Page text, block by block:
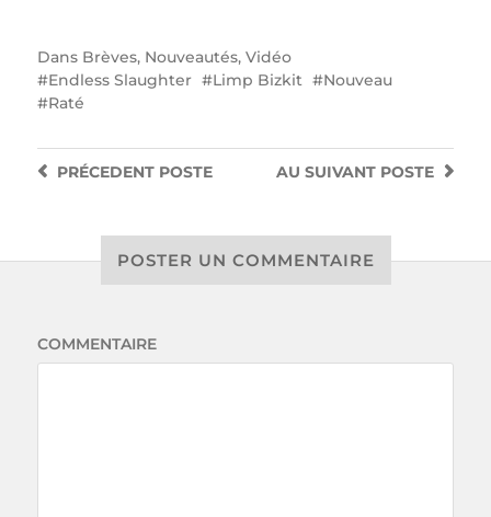
Dans Brèves, Nouveautés, Vidéo
Endless Slaughter
Limp Bizkit
Nouveau
Raté
AU SUIVANT POSTE
PRÉCEDENTPOSTE
POSTER UN COMMENTAIRE
COMMENTAIRE